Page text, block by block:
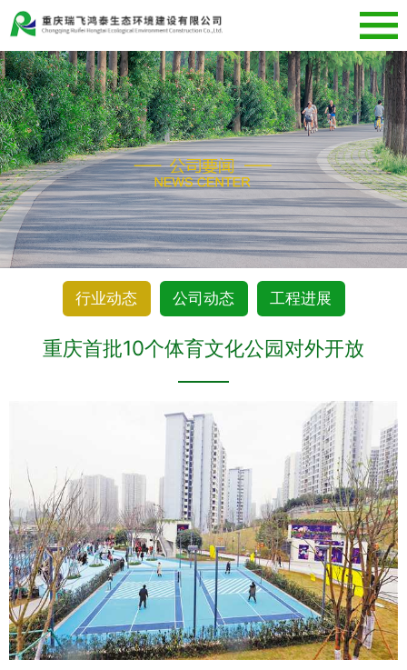
行业动态 公司动态 工程进展
重庆首批10个体育文化公园对外开放